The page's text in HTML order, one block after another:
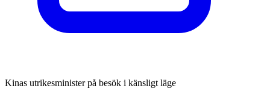
Kinas utrikesminister på besök i känsligt läge